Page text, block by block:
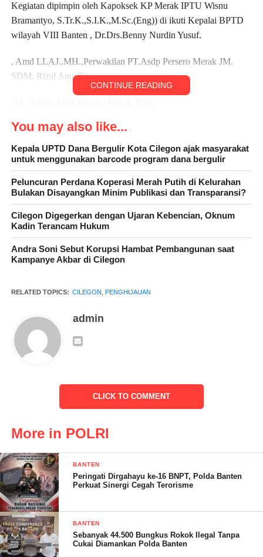
Kegiatan dipimpin oleh Kapoksek KP Merak IPTU Wisnu
Bramantyo, S.Tr.K.,S.I.K.,M.Sc.(Eng)) di ikuti Kepalai BPTD
wilayah VIII Banten , Dr.Drs.Benny Nurdin Yusuf.
, Amd LLAJ.,MH.,Perwakilan PT.Asdp Persero Merak JM.
SDM, Rizal Agustiar,
Kanit Intelkam KP Merak, IPDA Hernawan
Kanit Reskrim KP Merak, IPDA Mujianto, S.H., Perwakilan
Gapasdap, Sutari, serta Anggota KSKP Merak.
Kapolsek dalam kesempatan ini menyampaikan, “Acara ini
diselenggarakan dengan sinergi antara Polri dan berbagai instansi
lembaga, menunjukkan komitmen bersama untuk menjaga
kelestarian lingkungan sesuai dengan intruksi dari Kapolri hari
ini penanaman di lakukan serentak di masing-masing wilayah
hukum.” Tutup kapolsek. (Budi – RG)
Post Views: 19
CONTINUE READING
You may also like...
Kepala UPTD Dana Bergulir Kota Cilegon ajak masyarakat
untuk menggunakan barcode program dana bergulir
Peluncuran Perdana Koperasi Merah Putih di Kelurahan
Bulakan Disayangkan Minim Publikasi dan Transparansi?
Cilegon Digegerkan dengan Ujaran Kebencian, Oknum
Kadin Terancam Hukum
Andra Soni Sebut Korupsi Hambat Pembangunan saat
Kampanye Akbar di Cilegon
RELATED TOPICS: CILEGON PENGHIJAUAN
admin
CLICK TO COMMENT
More in POLRI
BANTEN
Peringati Dirgahayu ke-16 BNPT, Polda Banten
Perkuat Sinergi Cegah Terorisme
BANTEN
Sebanyak 44.500 Bungkus Rokok Ilegal Tanpa
Cukai Diamankan Polda Banten